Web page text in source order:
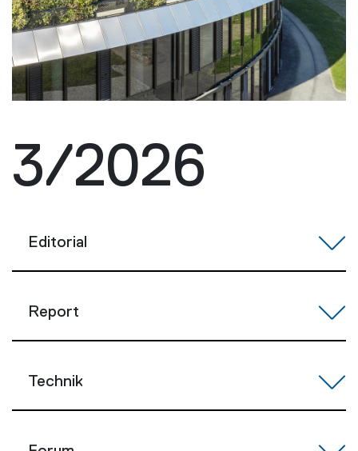
3/2026
Editorial
Report
Technik